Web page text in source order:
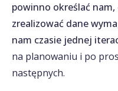
powinno określać
zrealizować dane
nam czasie jednej
na planowaniu i po
następnych.